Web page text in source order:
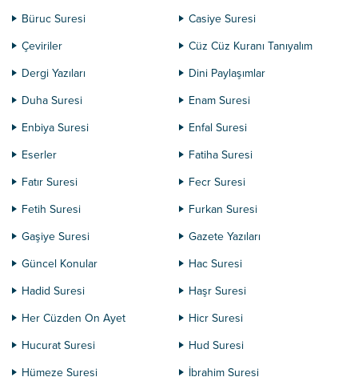
Büruc Suresi
Casiye Suresi
Çeviriler
Cüz Cüz Kuranı Tanıyalım
Dergi Yazıları
Dini Paylaşımlar
Duha Suresi
Enam Suresi
Enbiya Suresi
Enfal Suresi
Eserler
Fatiha Suresi
Fatır Suresi
Fecr Suresi
Fetih Suresi
Furkan Suresi
Gaşiye Suresi
Gazete Yazıları
Güncel Konular
Hac Suresi
Hadid Suresi
Haşr Suresi
Her Cüzden On Ayet
Hicr Suresi
Hucurat Suresi
Hud Suresi
Hümeze Suresi
İbrahim Suresi